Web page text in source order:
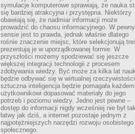
symulacje komputerowe sprawiają, że nauka
się bardziej atrakcyjna i przystępna. Niektórzy
obawiają się, że nadmiar informacji może
prowadzić do chaosu informacyjnego. W
sensie jest to prawda, jednak właśnie dlatego
rośnie znaczenie miejsc, które selekcjonują
prezentują je w uporządkowanej formie. W
przyszłości możemy spodziewać się jeszcze
większej integracji technologii z procesem
zdobywania wiedzy. Być może za kilka lat
będzie odbywać się w wirtualnej
sztuczna inteligencja będzie pomagała
użytkownikowi dopasować materiały do jego
potrzeb i poziomu wiedzy. Jedno jest pewne –
dostęp do informacji nigdy wcześniej nie był tak
łatwy jak dziś, a internet pozostaje jednym z
najpotężniejszych narzędzi rozwoju osobistego
społecznego.